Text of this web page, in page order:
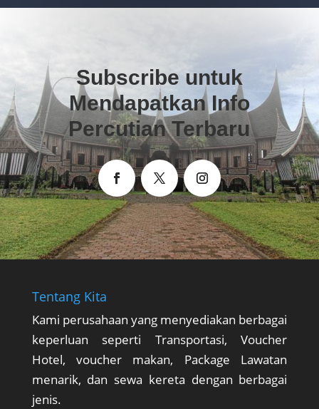
Subscribe untuk
Mendapatkan Info
Percutian Terbaru
Tentang Kita
Kami perusahaan yang menyediakan berbagai
keperluan seperti Transportasi, Voucher
Hotel, voucher makan, Package Lawatan
menarik, dan sewa kereta dengan berbagai
jenis.